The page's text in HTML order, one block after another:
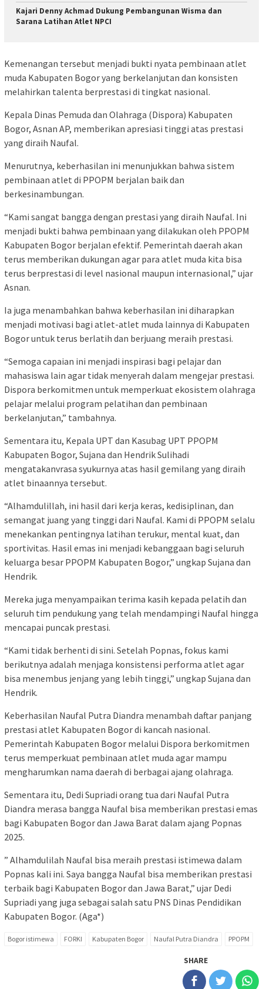
Kajari Denny Achmad Dukung Pembangunan Wisma dan
Sarana Latihan Atlet NPCI
Kemenangan tersebut menjadi bukti nyata pembinaan atlet
muda Kabupaten Bogor yang berkelanjutan dan konsisten
melahirkan talenta berprestasi di tingkat nasional.
Kepala Dinas Pemuda dan Olahraga (Dispora) Kabupaten
Bogor, Asnan AP, memberikan apresiasi tinggi atas prestasi
yang diraih Naufal.
Menurutnya, keberhasilan ini menunjukkan bahwa sistem
pembinaan atlet di PPOPM berjalan baik dan
berkesinambungan.
“Kami sangat bangga dengan prestasi yang diraih Naufal. Ini
menjadi bukti bahwa pembinaan yang dilakukan oleh PPOPM
Kabupaten Bogor berjalan efektif. Pemerintah daerah akan
terus memberikan dukungan agar para atlet muda kita bisa
terus berprestasi di level nasional maupun internasional,” ujar
Asnan.
Ia juga menambahkan bahwa keberhasilan ini diharapkan
menjadi motivasi bagi atlet-atlet muda lainnya di Kabupaten
Bogor untuk terus berlatih dan berjuang meraih prestasi.
“Semoga capaian ini menjadi inspirasi bagi pelajar dan
mahasiswa lain agar tidak menyerah dalam mengejar prestasi.
Dispora berkomitmen untuk memperkuat ekosistem olahraga
pelajar melalui program pelatihan dan pembinaan
berkelanjutan,” tambahnya.
Sementara itu, Kepala UPT dan Kasubag UPT PPOPM
Kabupaten Bogor, Sujana dan Hendrik Sulihadi
mengatakanvrasa syukurnya atas hasil gemilang yang diraih
atlet binaannya tersebut.
“Alhamdulillah, ini hasil dari kerja keras, kedisiplinan, dan
semangat juang yang tinggi dari Naufal. Kami di PPOPM selalu
menekankan pentingnya latihan terukur, mental kuat, dan
sportivitas. Hasil emas ini menjadi kebanggaan bagi seluruh
keluarga besar PPOPM Kabupaten Bogor,” ungkap Sujana dan
Hendrik.
Mereka juga menyampaikan terima kasih kepada pelatih dan
seluruh tim pendukung yang telah mendampingi Naufal hingga
mencapai puncak prestasi.
“Kami tidak berhenti di sini. Setelah Popnas, fokus kami
berikutnya adalah menjaga konsistensi performa atlet agar
bisa menembus jenjang yang lebih tinggi,” ungkap Sujana dan
Hendrik.
Keberhasilan Naufal Putra Diandra menambah daftar panjang
prestasi atlet Kabupaten Bogor di kancah nasional.
Pemerintah Kabupaten Bogor melalui Dispora berkomitmen
terus memperkuat pembinaan atlet muda agar mampu
mengharumkan nama daerah di berbagai ajang olahraga.
Sementara itu, Dedi Supriadi orang tua dari Naufal Putra
Diandra merasa bangga Naufal bisa memberikan prestasi emas
bagi Kabupaten Bogor dan Jawa Barat dalam ajang Popnas
2025.
” Alhamdulilah Naufal bisa meraih prestasi istimewa dalam
Popnas kali ini. Saya bangga Naufal bisa memberikan prestasi
terbaik bagi Kabupaten Bogor dan Jawa Barat,” ujar Dedi
Supriadi yang juga sebagai salah satu PNS Dinas Pendidikan
Kabupaten Bogor. (Aga*)
Bogor istimewa FORKI Kabupaten Bogor Naufal Putra Diandra PPOPM
SHARE